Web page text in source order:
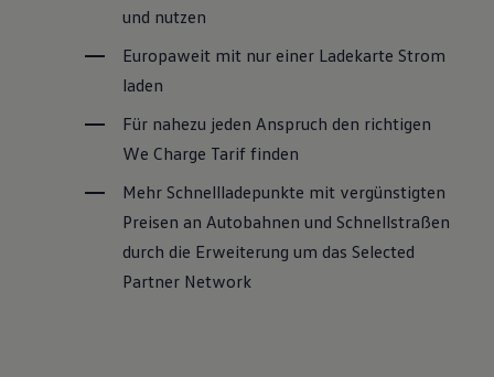
und nutzen
Europaweit mit nur einer Ladekarte Strom
laden
Für nahezu jeden Anspruch den richtigen
We Charge Tarif finden
Mehr Schnellladepunkte mit vergünstigten
Preisen an Autobahnen und Schnellstraßen
durch die Erweiterung um das Selected
Partner Network